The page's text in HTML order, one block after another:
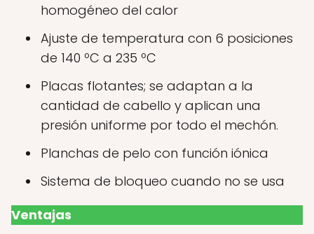
homogéneo del calor
Ajuste de temperatura con 6 posiciones
de 140 ºC a 235 ºC
Placas flotantes; se adaptan a la
cantidad de cabello y aplican una
presión uniforme por todo el mechón.
Planchas de pelo con función iónica
Sistema de bloqueo cuando no se usa
Ventajas